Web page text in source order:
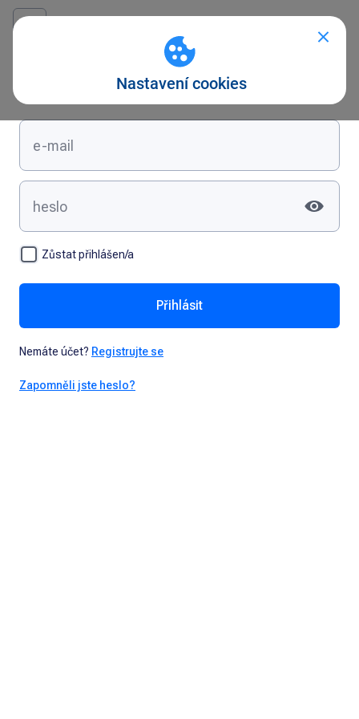
Zůstat přihlášen/a
Přihlásit
Nemáte účet? Registrujte se
Zapomněli jste heslo?